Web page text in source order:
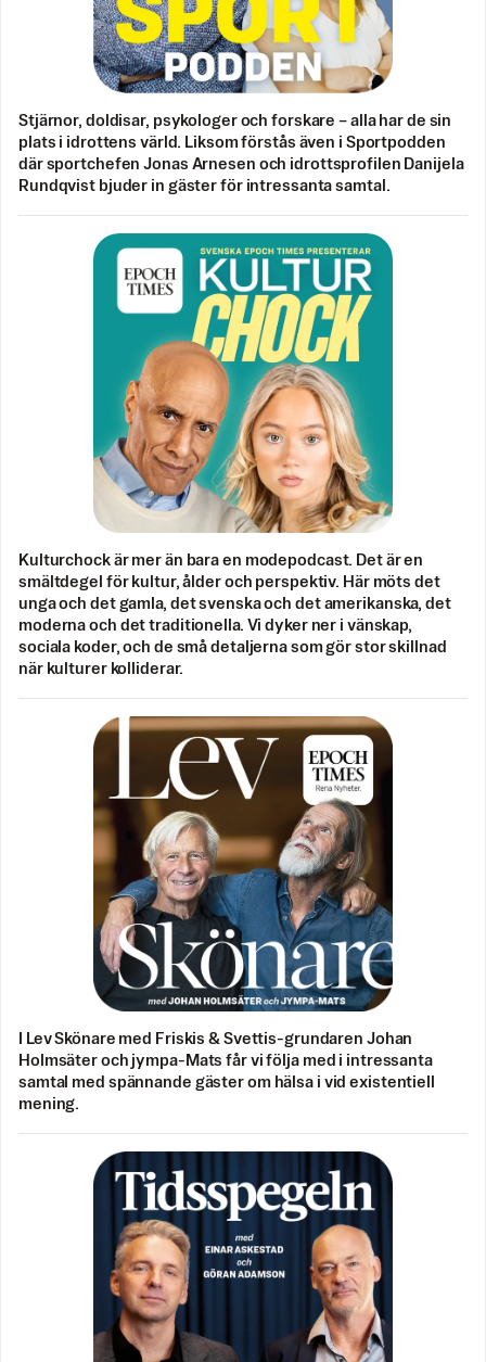
Stjärnor, doldisar, psykologer och forskare – alla har de sin
plats i idrottens värld. Liksom förstås även i Sportpodden
där sportchefen Jonas Arnesen och idrottsprofilen Danijela
Rundqvist bjuder in gäster för intressanta samtal.
Kulturchock är mer än bara en modepodcast. Det är en
smältdegel för kultur, ålder och perspektiv. Här möts det
unga och det gamla, det svenska och det amerikanska, det
moderna och det traditionella. Vi dyker ner i vänskap,
sociala koder, och de små detaljerna som gör stor skillnad
när kulturer kolliderar.
I Lev Skönare med Friskis & Svettis-grundaren Johan
Holmsäter och jympa-Mats får vi följa med i intressanta
samtal med spännande gäster om hälsa i vid existentiell
mening.